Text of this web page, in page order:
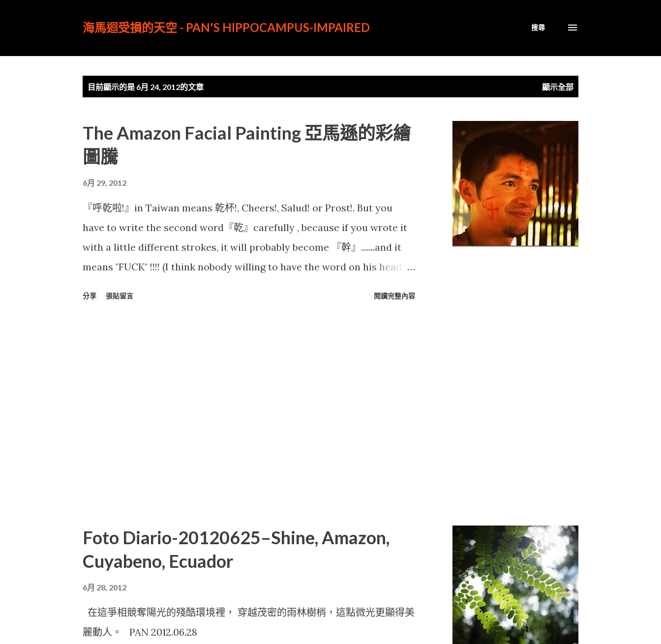
海馬迴受損的天空 - PAN'S HIPPOCAMPUS-IMPAIRED 搜尋
目前顯示的是 6月 24, 2012的文章 顯示全部
The Amazon Facial Painting 亞馬遜的彩繪
圖騰
6月 29, 2012
『呼乾啦!』in Taiwan means 乾杯!, Cheers!, Salud! or Prost!. But you
have to write the second word『乾』carefully , because if you wrote it
with a little different strokes, it will probably become 『幹』.......and it
means "FUCK" !!!! (I think nobody willing to have the word on his head.)
分享 張貼留言 閱讀完整內容
Foto Diario-20120625–Shine, Amazon,
Cuyabeno, Ecuador
6月 28, 2012
在這爭相競奪陽光的殘酷環境裡， 穿越茂密的雨林樹梢，這點微光更顯得美
麗動人。 PAN 2012.06.28